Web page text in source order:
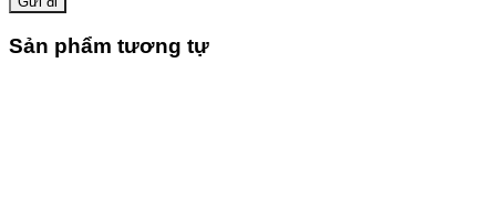
Sản phẩm tương tự